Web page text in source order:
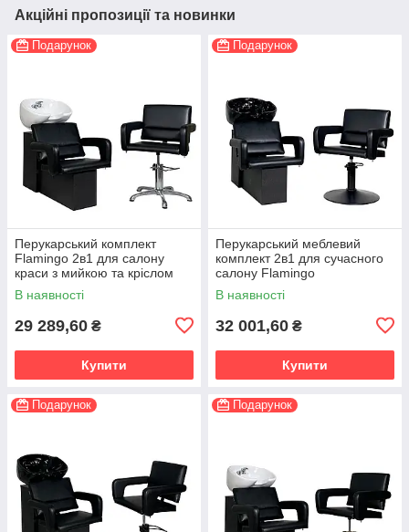
Акційні пропозиції та новинки
Подарунок
Перукарський комплект
Flamingo 2в1 для салону
краси з мийкою та кріслом
В наявності
29 289,60 ₴
Купити
Подарунок
Перукарський меблевий
комплект 2в1 для сучасного
салону Flamingо
В наявності
32 001,60 ₴
Купити
Подарунок Подарунок